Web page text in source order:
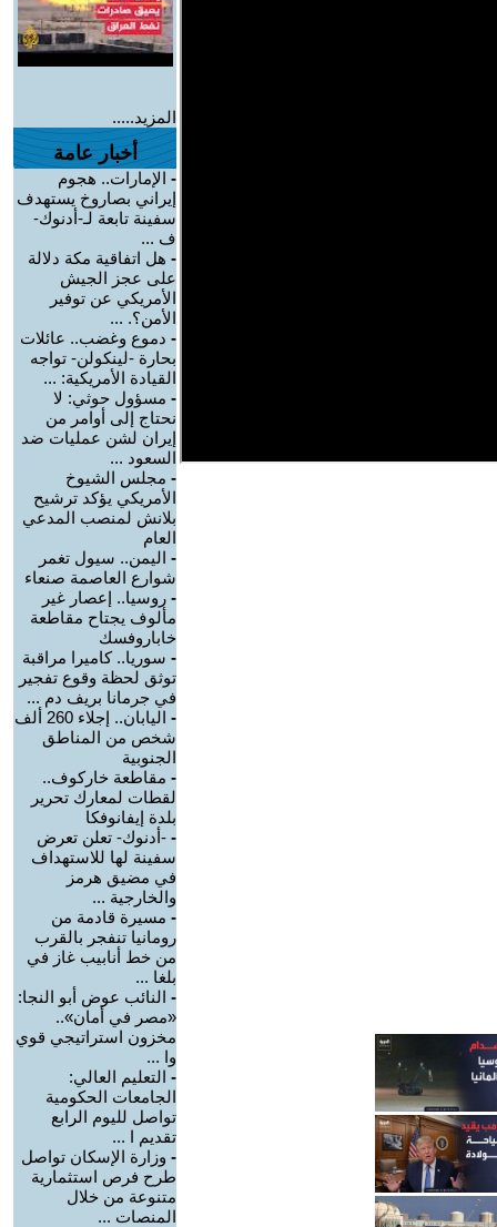
المزيد.....
أخبار عامة
- الإمارات.. هجوم
إيراني بصاروخ يستهدف
سفينة تابعة لـ-أدنوك-
ف ...
- هل اتفاقية مكة دلالة
على عجز الجيش
الأمريكي عن توفير
الأمن؟. ...
- دموع وغضب.. عائلات
بحارة -لينكولن- تواجه
القيادة الأمريكية: ...
- مسؤول حوثي: لا
نحتاج إلى أوامر من
إيران لشن عمليات ضد
السعود ...
- مجلس الشيوخ
الأمريكي يؤكد ترشيح
بلانش لمنصب المدعي
العام
- اليمن.. سيول تغمر
شوارع العاصمة صنعاء
- روسيا.. إعصار غير
مألوف يجتاح مقاطعة
خاباروفسك
- سوريا.. كاميرا مراقبة
توثق لحظة وقوع تفجير
في جرمانا بريف دم ...
-
اليابان.. إجلاء 260 ألف
شخص من المناطق
الجنوبية
- مقاطعة خاركوف..
لقطات لمعارك تحرير
بلدة إيفانوفكا
- -أدنوك- تعلن تعرض
سفينة لها للاستهداف
في مضيق هرمز
والخارجية ...
- مسيرة قادمة من
رومانيا تنفجر بالقرب
من خط أنابيب غاز في
بلغا ...
- النائب عوض أبو النجا:
«مصر في أمان»..
مخزون استراتيجي قوي
وا ...
- التعليم العالي:
الجامعات الحكومية
تواصل لليوم الرابع
تقديم ا ...
- وزارة الإسكان تواصل
طرح فرص استثمارية
متنوعة من خلال
المنصات ...